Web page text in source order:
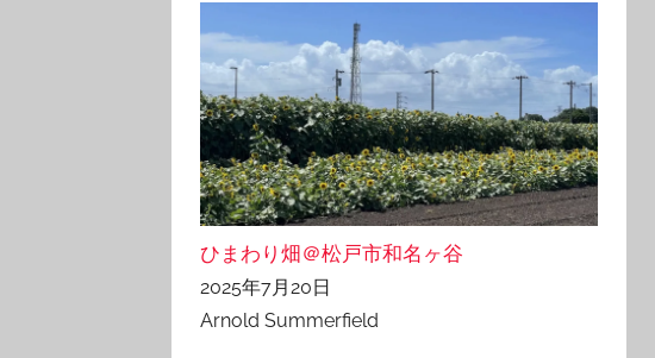
ひまわり畑＠松戸市和名ヶ谷
2025年7月20日
Arnold Summerfield